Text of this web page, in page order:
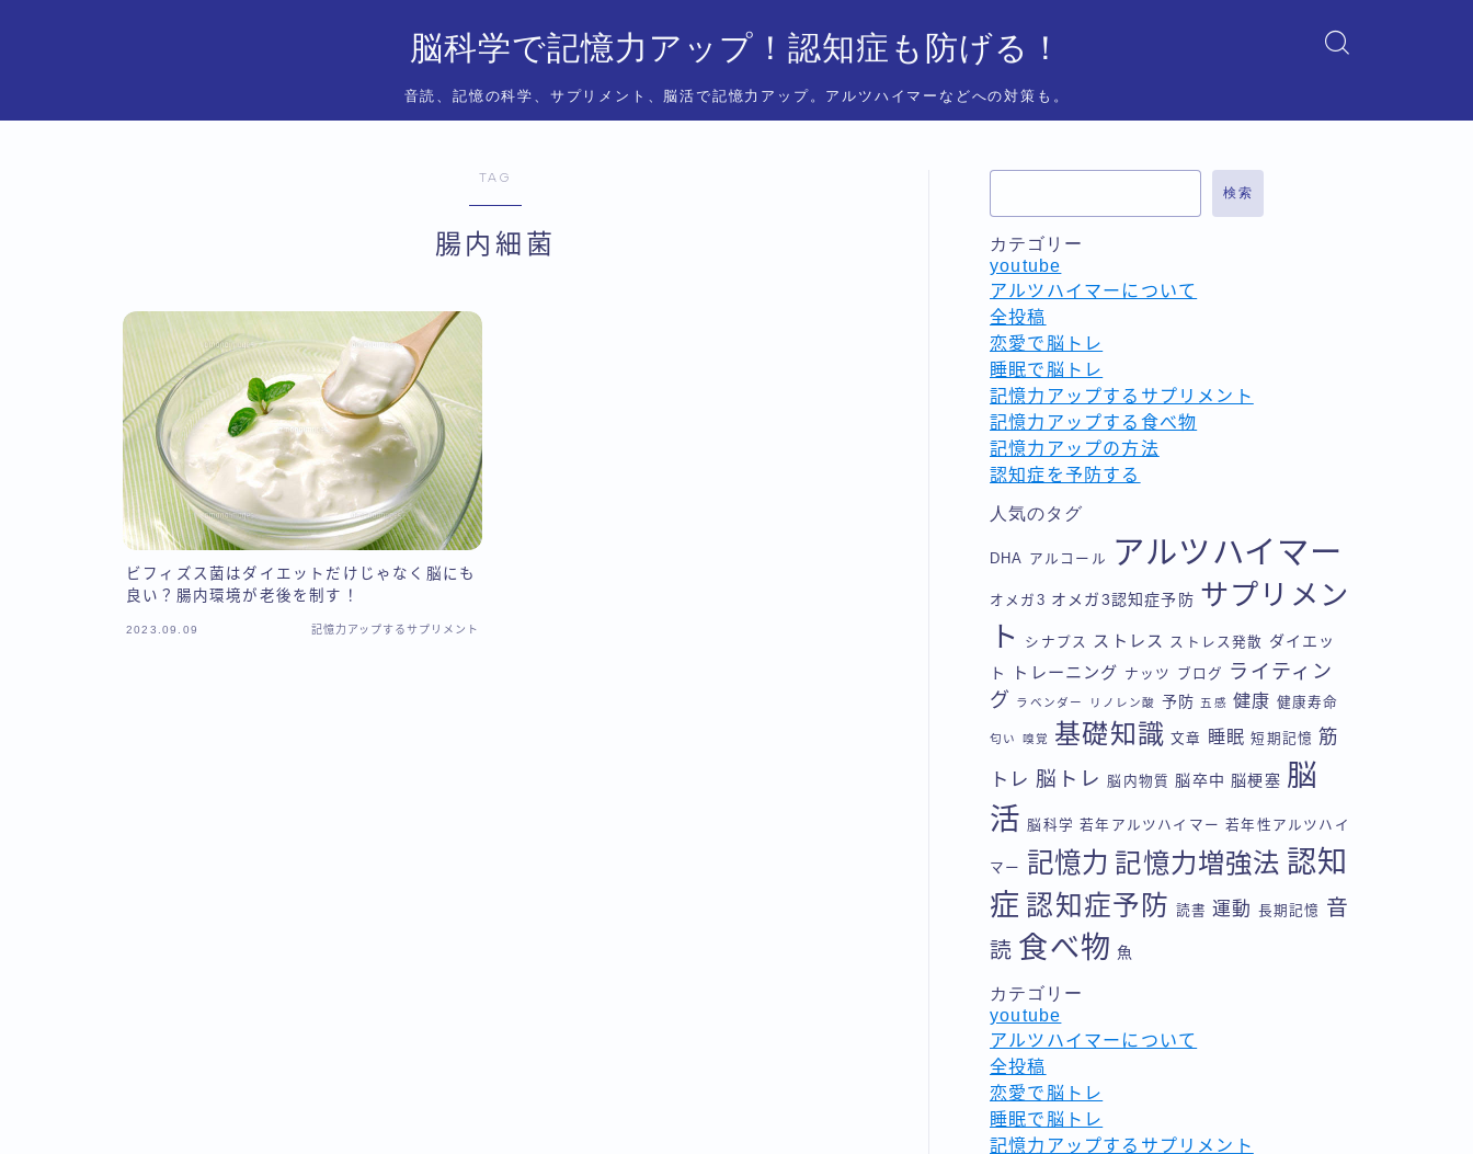
脳科学で記憶力アップ！認知症も防げる！
音読、記憶の科学、サプリメント、脳活で記憶力アップ。アルツハイマーなどへの対策も。
TAG
腸内細菌
ビフィズス菌はダイエットだけじゃなく脳にも
良い？腸内環境が老後を制す！
2023.09.09 記憶力アップするサプリメント
検索
カテゴリー
youtube
アルツハイマーについて
全投稿
恋愛で脳トレ
睡眠で脳トレ
記憶力アップするサプリメント
記憶力アップする食べ物
記憶力アップの方法
認知症を予防する
人気のタグ
DHA アルコール アルツハイマー
オメガ3 オメガ3認知症予防 サプリメン
ト
シナプス ストレス ストレス発散 ダイエッ
ト
トレーニング ナッツ ブログ
ライティン
グ
ラベンダー リノレン酸 予防 五感 健康 健康寿命
匂い 嗅覚 基礎知識 文章 睡眠 短期記憶 筋
トレ 脳トレ 脳内物質 脳卒中 脳梗塞 脳
活
脳科学 若年アルツハイマー 若年性アルツハイ
マー 記憶力 記憶力増強法 認知
症 認知症予防 読書 運動 長期記憶
音
読 食べ物 魚
カテゴリー
youtube
アルツハイマーについて
全投稿
恋愛で脳トレ
睡眠で脳トレ
記憶力アップするサプリメント